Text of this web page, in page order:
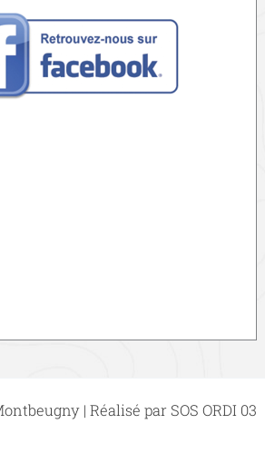
| Réalisé par SOS ORDI 03